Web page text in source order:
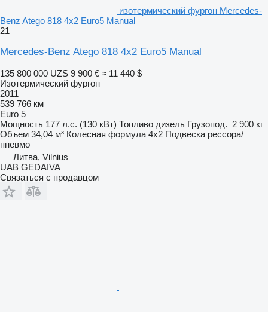
изотермический фургон Mercedes-
Benz Atego 818 4x2 Euro5 Manual
21
Mercedes-Benz Atego 818 4x2 Euro5 Manual
135 800 000 UZS 9 900 € ≈ 11 440 $
Изотермический фургон
2011
539 766 км
Euro 5
Мощность 177 л.с. (130 кВт) Топливо дизель Грузопод. 2 900 кг
Объем 34,04 м³ Колесная формула 4x2 Подвеска рессора/
пневмо
Литва, Vilnius
UAB GEDAIVA
Связаться с продавцом